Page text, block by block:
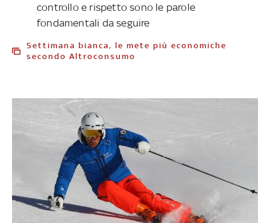
controllo e rispetto sono le parole
fondamentali da seguire
Settimana bianca, le mete più economiche
secondo Altroconsumo